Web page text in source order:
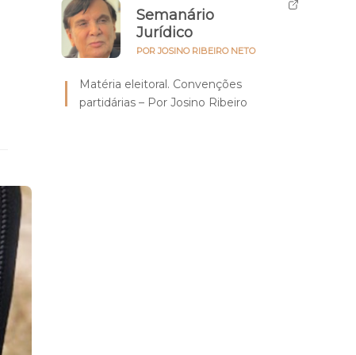
Semanário
Jurídico
POR JOSINO RIBEIRO NETO
Matéria eleitoral. Convenções
partidárias – Por Josino Ribeiro